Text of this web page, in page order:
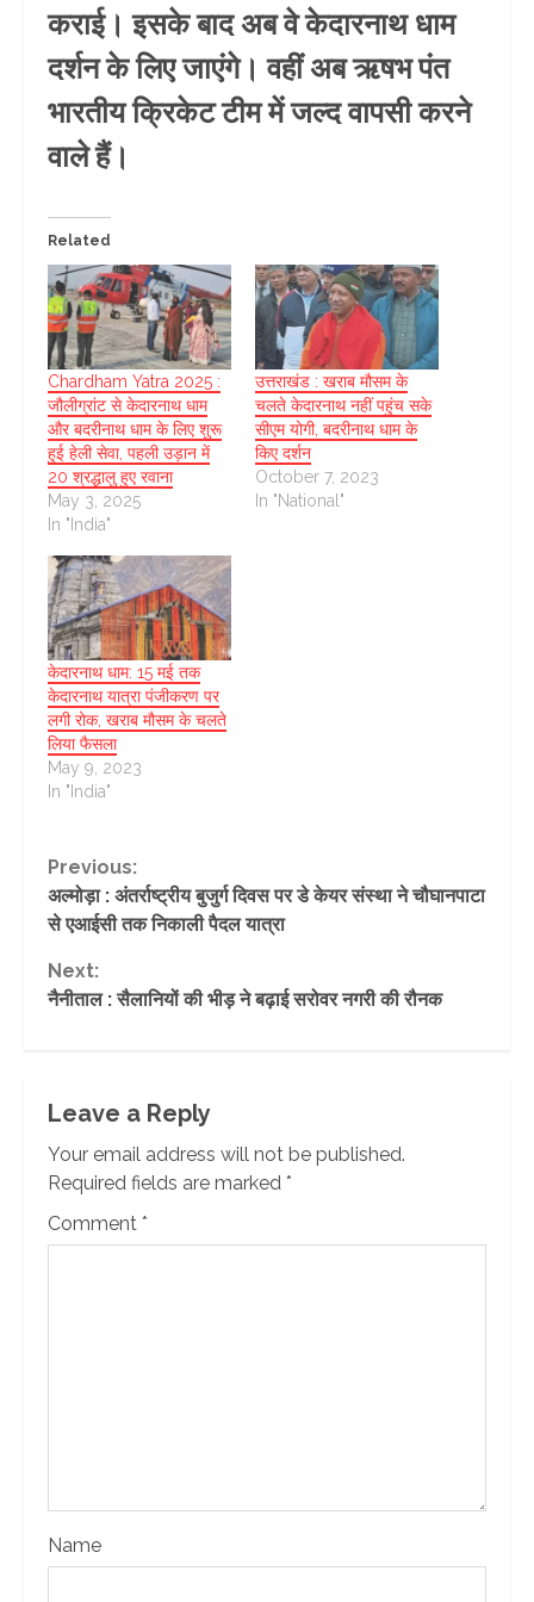
कराई। इसके बाद अब वे केदारनाथ धाम
दर्शन के लिए जाएंगे। वहीं अब ऋषभ पंत
भारतीय क्रिकेट टीम में जल्द वापसी करने
वाले हैं।
Related
Chardham Yatra 2025 :
जौलीग्रांट से केदारनाथ धाम
और बदरीनाथ धाम के लिए शुरू
हुई हेली सेवा, पहली उड़ान में
20 श्रद्धालु हुए रवाना
May 3, 2025
In "India"
उत्तराखंड : खराब मौसम के
चलते केदारनाथ नहीं पहुंच सके
सीएम योगी, बदरीनाथ धाम के
किए दर्शन
October 7, 2023
In "National"
केदारनाथ धाम: 15 मई तक
केदारनाथ यात्रा पंजीकरण पर
लगी रोक, खराब मौसम के चलते
लिया फैसला
May 9, 2023
In "India"
Continue
Reading
Previous:
अल्मोड़ा : अंतर्राष्ट्रीय बुजुर्ग दिवस पर डे केयर संस्था ने चौघानपाटा
से एआईसी तक निकाली पैदल यात्रा
Next:
नैनीताल : सैलानियों की भीड़ ने बढ़ाई सरोवर नगरी की रौनक
Leave a Reply
Your email address will not be published.
Required fields are marked *
Comment *
Name